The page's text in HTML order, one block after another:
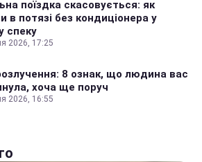
поїздка скасовується: як
в потязі без кондиціонера у
спеку
2026, 17:25
8 ознак, що людина вас
хоча ще поруч
2026, 16:55